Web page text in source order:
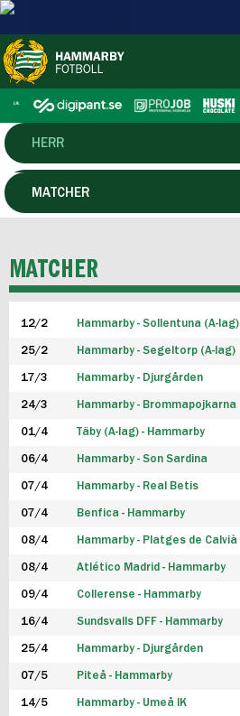
HERR
DAM
P19
F19
FUTSAL HERR
FUTSAL DAM
MATCHER
MATCHER
12/2 Hammarby - Sollentuna (A-lag)
25/2 Hammarby - Segeltorp (A-lag)
17/3 Hammarby - Djurgården
24/3 Hammarby - Brommapojkarna
01/4 Täby (A-lag) - Hammarby
06/4 Hammarby - Son Sardina
07/4 Hammarby - Real Betis
07/4 Benfica - Hammarby
08/4 Hammarby - Platges de Calvià
08/4 Atlético Madrid - Hammarby
09/4 Collerense - Hammarby
16/4 Sundsvalls DFF - Hammarby
25/4 Hammarby - Djurgården
07/5 Piteå - Hammarby
14/5 Hammarby - Umeå IK